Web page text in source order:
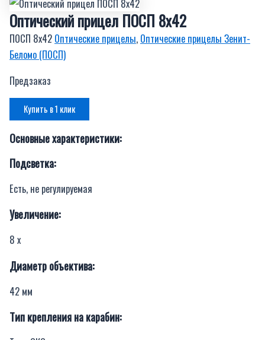
Оптический прицел ПОСП 8х42
ПОСП 8х42 Оптические прицелы, Оптические прицелы Зенит-
Беломо (ПОСП)
Предзаказ
Купить в 1 клик
Основные характеристики:
Подсветка:
Есть, не регулируемая
Увеличение:
8 x
Диаметр объектива:
42 мм
Тип крепления на карабин: